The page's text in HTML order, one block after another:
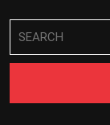
for: